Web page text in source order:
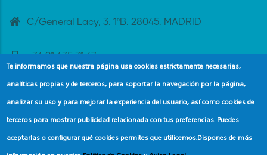
C/General Lacy, 3. 1ºB. 28045. MADRID
+34 91 435 31 47
banderaazul@adeac.es
Te informamos que nuestra página usa cookies estrictamente necesarias,
analíticas propias y de terceros, para soportar la navegación por la página,
analizar su uso y para mejorar la experiencia del usuario, así como cookies de
terceros para mostrar publicidad relacionada con tus preferencias. Puedes
aceptarlas o configurar qué cookies permites que utilicemos.Dispones de más